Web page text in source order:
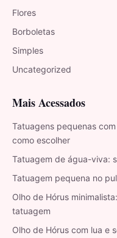
Flores
Borboletas
Simples
Uncategorized
Mais Acessados
Tatuagens pequenas
como escolher
Tatuagem de água-viva:
Tatuagem pequena no
Olho de Hórus
tatuagem
Olho de Hórus com lua e